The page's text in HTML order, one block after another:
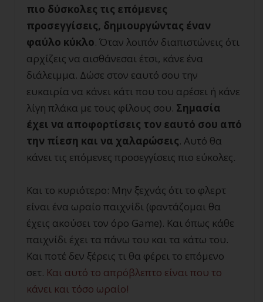
πιο δύσκολες τις επόμενες
προσεγγίσεις, δημιουργώντας έναν
φαύλο κύκλο. Όταν λοιπόν διαπιστώνεις ότι
αρχίζεις να αισθάνεσαι έτσι, κάνε ένα
διάλειμμα. Δώσε στον εαυτό σου την
ευκαιρία να κάνει κάτι που του αρέσει ή κάνε
λίγη πλάκα με τους φίλους σου. Σημασία
έχει να αποφορτίσεις τον εαυτό σου από
την πίεση και να χαλαρώσεις. Αυτό θα
κάνει τις επόμενες προσεγγίσεις πιο εύκολες.
Και το κυριότερο: Μην ξεχνάς ότι το φλερτ
είναι ένα ωραίο παιχνίδι (φαντάζομαι θα
έχεις ακούσει τον όρο Game). Και όπως κάθε
παιχνίδι έχει τα πάνω του και τα κάτω του.
Και ποτέ δεν ξέρεις τι θα φέρει το επόμενο
σετ. Και αυτό το απρόβλεπτο είναι που το
κάνει και τόσο ωραίο!